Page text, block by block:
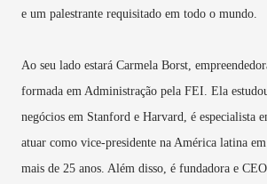
e um palestrante requisitado em todo o mundo.
Ao seu lado estará Carmela Borst,
formada em Administração pela FEI. Ela
negócios em Stanford e Harvard, é especialista
atuar como vice-presidente na América latina
mais de 25 anos. Além disso, é fundadora e